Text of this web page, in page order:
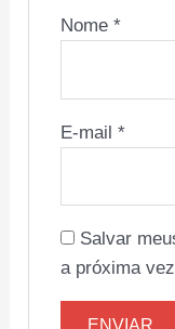
Nome *
E-mail *
Salvar
a próxima